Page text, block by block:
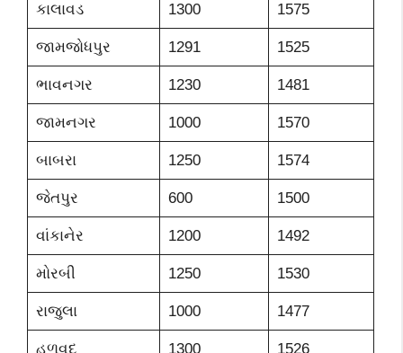
કાલાવડ 1300 1575
જામજોધપુર 1291 1525
ભાવનગર 1230 1481
જામનગર 1000 1570
બાબરા 1250 1574
જેતપુર 600 1500
વાંકાનેર 1200 1492
મોરબી 1250 1530
રાજુલા 1000 1477
હળવદ 1300 1526